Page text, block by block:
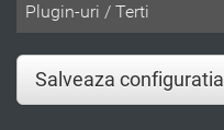
Plugin-uri / Terti
Salveaza configuratia